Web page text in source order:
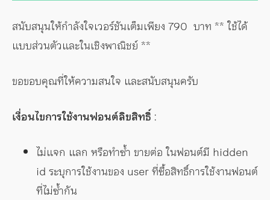
สนับสนุนให้กำลังใจเวอร์ชันเต็มเพียง 790 บาท ** ใช้ได้
แบบส่วนตัวและในเชิงพาณิชย์ **
ขอขอบคุณที่ให้ความสนใจ และสนับสนุนครับ
เงื่อนไขการใช้งานฟอนต์ลิขสิทธิ์ :
ไม่แจก แลก หรือทำซ้ำ ขายต่อ ในฟอนต์มี hidden
id ระบุการใช้งานของ user ที่ซื้อสิทธิ์การใช้งานฟอนต์
ที่ไม่ซ้ำกัน